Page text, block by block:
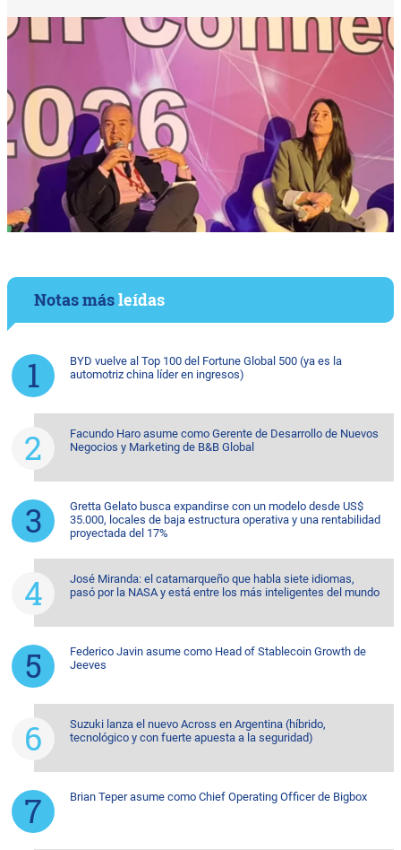
Notas másleídas
BYD vuelve al Top 100 del Fortune Global 500 (ya es la
automotriz china líder en ingresos)
Facundo Haro asume como Gerente de Desarrollo de Nuevos
Negocios y Marketing de B&B Global
Gretta Gelato busca expandirse con un modelo desde US$
35.000, locales de baja estructura operativa y una rentabilidad
proyectada del 17%
José Miranda: el catamarqueño que habla siete idiomas,
pasó por la NASA y está entre los más inteligentes del mundo
Federico Javin asume como Head of Stablecoin Growth de
Jeeves
Suzuki lanza el nuevo Across en Argentina (híbrido,
tecnológico y con fuerte apuesta a la seguridad)
Brian Teper asume como Chief Operating Officer de Bigbox